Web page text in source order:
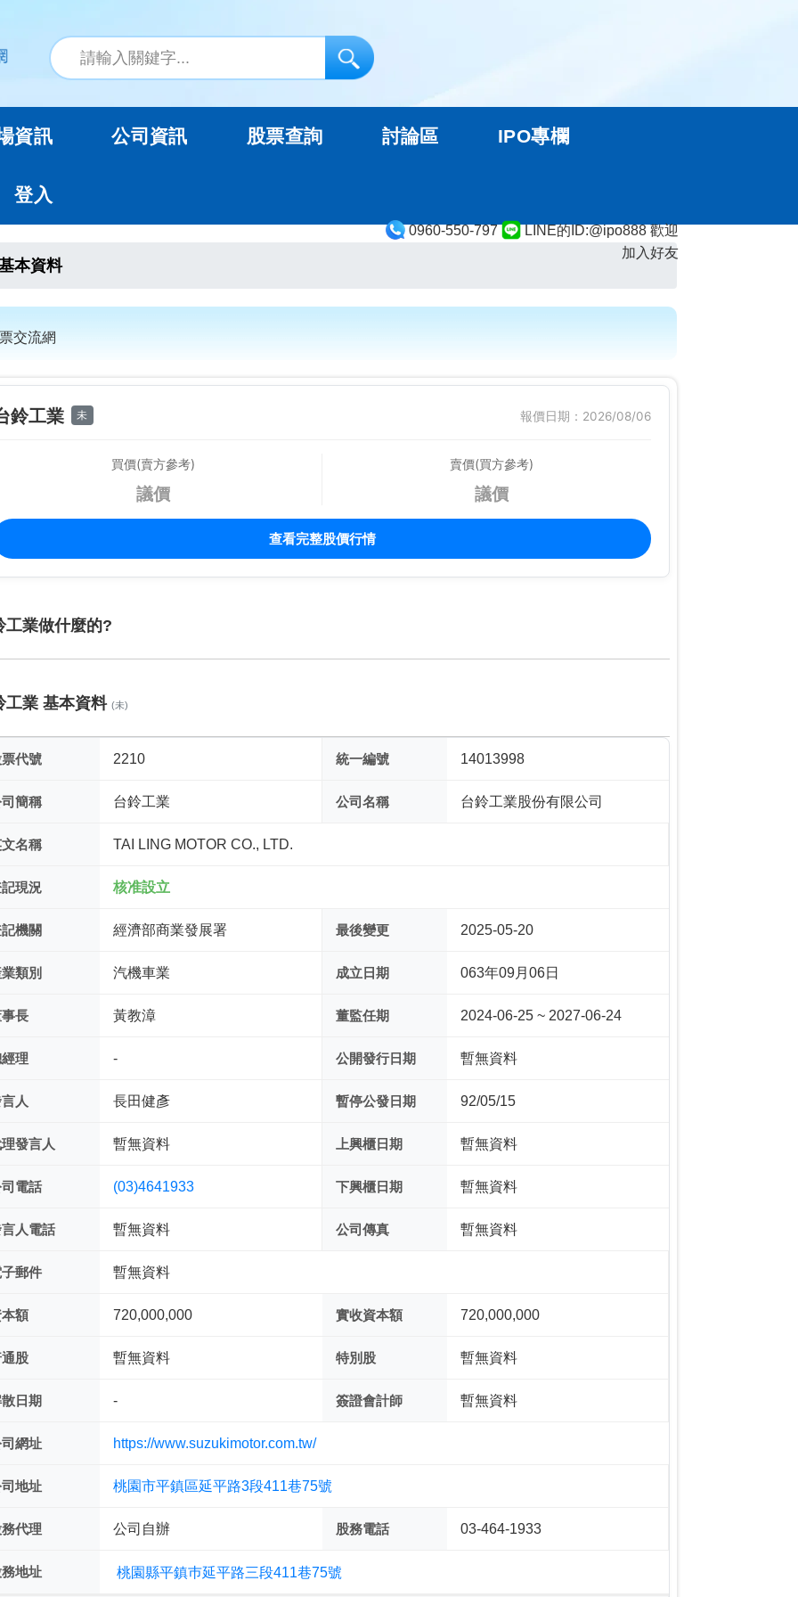
0960-550-797
LINE的ID:@ipo888 歡迎
加入好友
資訊 公司資訊 股票查詢 討論區 IPO專欄
登入
本資料
交流網
鈴工業 未 報價日期：2026/08/06
買價(賣方參考)
議價
賣價(買方參考)
議價
查看完整股價行情
工業做什麼的?
工業 基本資料(未)
代號 2210 統一編號 14013998
簡稱 台鈴工業 公司名稱 台鈴工業股份有限公司
名稱 TAI LING MOTOR CO., LTD.
現況 核准設立
機關 經濟部商業發展署 最後變更 2025-05-20
類別 汽機車業 成立日期 063年09月06日
長 黃教漳 董監任期 2024-06-25 ~ 2027-06-24
理 - 公開發行日期 暫無資料
人 長田健彥 暫停公發日期 92/05/15
發言人 暫無資料 上興櫃日期 暫無資料
電話 (03)4641933 下興櫃日期 暫無資料
人電話 暫無資料 公司傳真 暫無資料
郵件 暫無資料
額 720,000,000 實收資本額 720,000,000
股 暫無資料 特別股 暫無資料
日期 - 簽證會計師 暫無資料
網址 https://www.suzukimotor.com.tw/
地址 桃園市平鎮區延平路3段411巷75號
代理 公司自辦 股務電話 03-464-1933
地址 桃園縣平鎮巿延平路三段411巷75號